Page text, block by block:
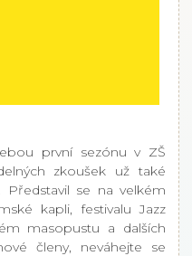
první sezónu v ZŠ
zkoušek už také
Představil se na velkém
kapli, festivalu Jazz
masopustu a dalších
členy, neváhejte se